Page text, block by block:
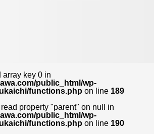
array key 0 in
public_html/wp-
functions.php on line 189
read property "parent" on null in
public_html/wp-
functions.php on line 190